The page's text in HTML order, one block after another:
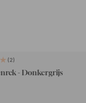
2
- Donkergrijs